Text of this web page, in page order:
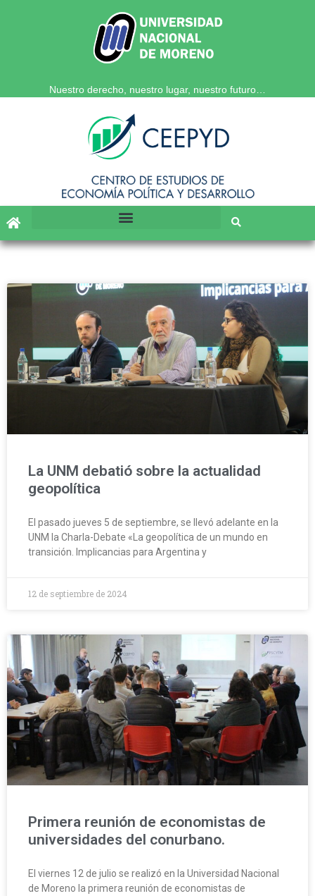
Nuestro derecho, nuestro lugar, nuestro futuro…
La UNM debatió sobre la actualidad
geopolítica
El pasado jueves 5 de septiembre, se llevó adelante en la
UNM la Charla-Debate «La geopolítica de un mundo en
transición. Implicancias para Argentina y
12 de septiembre de 2024
Primera reunión de economistas de
universidades del conurbano.
El viernes 12 de julio se realizó en la Universidad Nacional
de Moreno la primera reunión de economistas de